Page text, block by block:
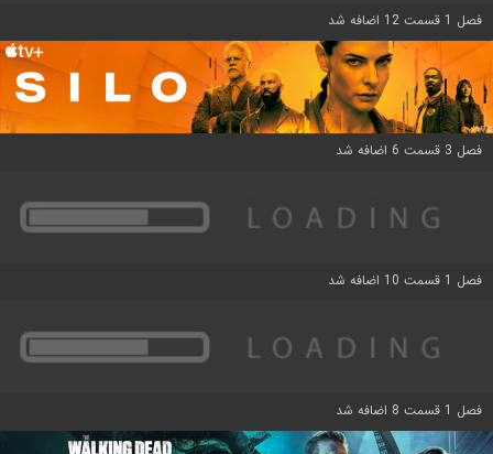
فصل 1 قسمت 12 اضافه شد
فصل 3 قسمت 6 اضافه شد
فصل 1 قسمت 10 اضافه شد
فصل 1 قسمت 8 اضافه شد